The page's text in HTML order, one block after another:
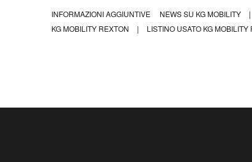
INFORMAZIONI AGGIUNTIVE NEWS SU KG MOBILITY |
KG MOBILITY REXTON
| LISTINO USATO KG